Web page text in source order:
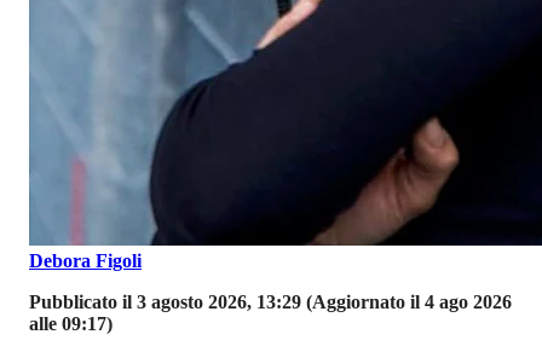
Debora Figoli
Pubblicato il 3 agosto 2026, 13:29 (Aggiornato il 4 ago 2026
alle 09:17)